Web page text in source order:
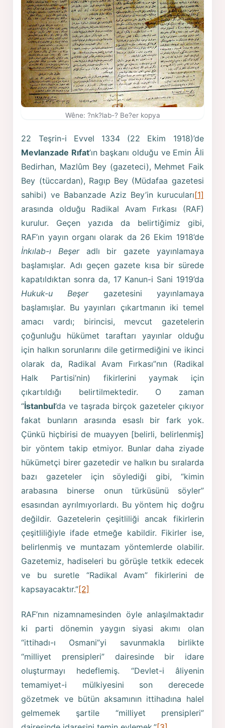
Wêne: ?nk?lab-? Be?er kopya
22 Teşrin-i Evvel 1334 (22 Ekim 1918)’de
Mevlanzade Rıfat’ın başkanı olduğu ve Emin Âli
Bedirhan, Mazlûm Bey (gazeteci), Mehmet Faik
Bey (tüccardan), Ragıp Bey (Müdafaa gazetesi
sahibi) ve Babanzade Aziz Bey’in kurucuları[1]
arasında olduğu Radikal Avam Fırkası (RAF)
kurulur. Geçen yazıda da belirtiğimiz gibi,
RAF’ın yayın organı olarak da 26 Ekim 1918’de
İnkılab-ı Beşeradlı bir gazete yayınlamaya
başlamışlar. Adı geçen gazete kısa bir sürede
kapatıldıktan sonra da, 17 Kanun-i Sani 1919’da
Hukuk-u Beşergazetesini yayınlamaya
başlamışlar. Bu yayınları çıkartmanın iki temel
amacı vardı; birincisi, mevcut gazetelerin
çoğunluğu hükümet taraftarı yayınlar olduğu
için halkın sorunlarını dile getirmediğini ve ikinci
olarak da, Radikal Avam Fırkası”nın (Radikal
Halk Partisi’nin) fikirlerini yaymak için
çıkartıldığı belirtilmektedir. O zaman
“İstanbul’da ve taşrada birçok gazeteler çıkıyor
fakat bun­ların arasında esaslı bir fark yok.
Çünkü hiçbirisi de muay­yen [belirli, belirlenmiş]
bir yöntem takip etmiyor. Bunlar daha ziyade
hükümetçi birer gazetedir ve halkın bu sıralarda
bazı gazeteler için söylediği gibi, “kimin
arabasına binerse onun türküsünü söyler”
esasından ayrılmıyorlardı. Bu yöntem hiç doğru
değildir. Gazetelerin çeşitliliği ancak fikirlerin
çe­şitliliğiyle ifade etmeğe kabildir. Fikirler ise,
belirlenmiş ve muntazam yöntemlerde olabilir.
Gazetemiz, hadi­seleri bu görüşle tetkik edecek
ve bu suretle “Radikal Avam” fikirlerini de
kapsayacaktır.”[2]
RAF’nın nizamnamesinden öyle anlaşılmaktadır
ki parti dönemin yaygın siyasi akımı olan
“ittihadı-ı Osmani”yi savunmakla birlikte
“milliyet prensipleri” dairesinde bir idare
oluşturmayı hedeflemiş. “Devlet-i âliyenin
temamiyet-i mülkiyesini son derecede
gözetmek ve bütün aksamının ittihadına halel
gelmemek şartile “milliyet prensipleri”